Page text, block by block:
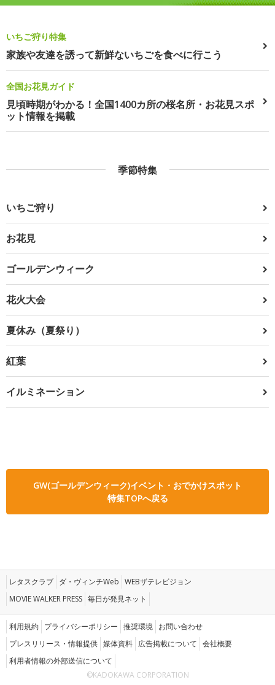
いちご狩り特集
家族や友達を誘って新鮮ないちごを食べに行こう
全国お花見ガイド
見頃時期がわかる！全国1400カ所の桜名所・お花見スポ
ット情報を掲載
季節特集
いちご狩り
お花見
ゴールデンウィーク
花火大会
夏休み（夏祭り）
紅葉
イルミネーション
GW(ゴールデンウィーク)イベント・おでかけスポット
特集TOPへ戻る
レタスクラブ ダ・ヴィンチWeb WEBザテレビジョン
MOVIE WALKER PRESS 毎日が発見ネット
利用規約 プライバシーポリシー 推奨環境 お問い合わせ
プレスリリース・情報提供 媒体資料 広告掲載について 会社概要
利用者情報の外部送信について
©KADOKAWA CORPORATION